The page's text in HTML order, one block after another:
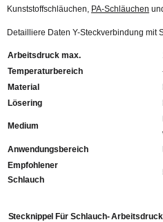
Kunststoffschläuchen, PA-Schläuchen
Detailliere Daten Y-Steckverbindung mit
Arbeitsdruck max.
Temperaturbereich
Material
Lösering
Medium
Anwendungsbereich
Empfohlener
Schlauch
Stecknippel Für Schlauch-Arbeitsdruck